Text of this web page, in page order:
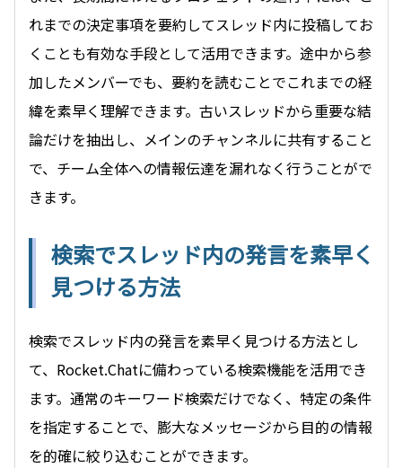
れまでの決定事項を要約してスレッド内に投稿してお
くことも有効な手段として活用できます。途中から参
加したメンバーでも、要約を読むことでこれまでの経
緯を素早く理解できます。古いスレッドから重要な結
論だけを抽出し、メインのチャンネルに共有すること
で、チーム全体への情報伝達を漏れなく行うことがで
きます。
検索でスレッド内の発言を素早く
見つける方法
検索でスレッド内の発言を素早く見つける方法とし
て、Rocket.Chatに備わっている検索機能を活用でき
ます。通常のキーワード検索だけでなく、特定の条件
を指定することで、膨大なメッセージから目的の情報
を的確に絞り込むことができます。